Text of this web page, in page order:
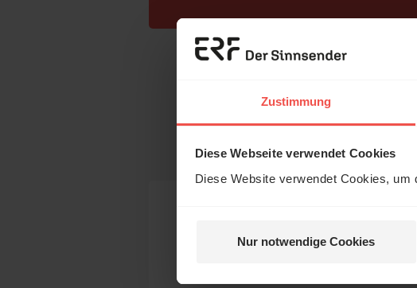
Zustimmung
Diese Webseite verwendet Cookies
Diese Website verwendet Cookies,
Nur notwendige Cookies
Die in den Kommentaren geäußerten
Sehr begabte Rednerin mit